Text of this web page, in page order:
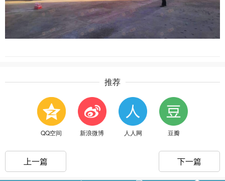
推荐
QQ空间 新浪微博 人人网 豆瓣
上一篇 下一篇